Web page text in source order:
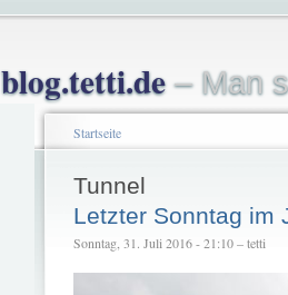
blog.tetti.de– Man
Startseite
Tunnel
Letzter Sonntag im
Sonntag, 31. Juli 2016 - 21:10 – tetti